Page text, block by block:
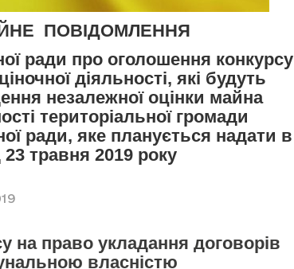
ПОВІДОМЛЕННЯ
ради про оголошення конкурсу
діяльності, які будуть
незалежної оцінки майна
територіальної громади
ради, яке планується надати в
23 травня 2019 року
на право укладання договорів
власністю